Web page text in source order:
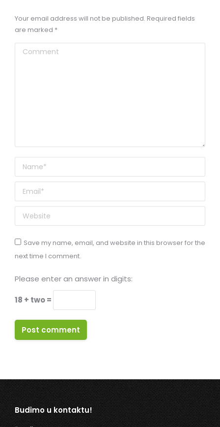
Your email address will not be published. Required fields
are marked *
Comment
Name *
Email *
Website
Save my name, email, and website in this browser for the
next time I comment.
Please enter an answer in digits:
18 + two =
Post comment
Budimo u kontaktu!